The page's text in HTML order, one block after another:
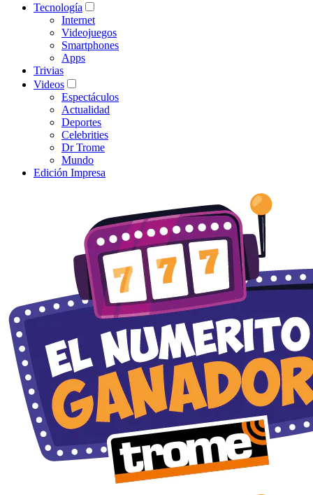
Tecnología
Internet
Videojuegos
Smartphones
Apps
Trivias
Videos
Espectáculos
Actualidad
Deportes
Celebrities
Dr Trome
Mundo
Edición Impresa